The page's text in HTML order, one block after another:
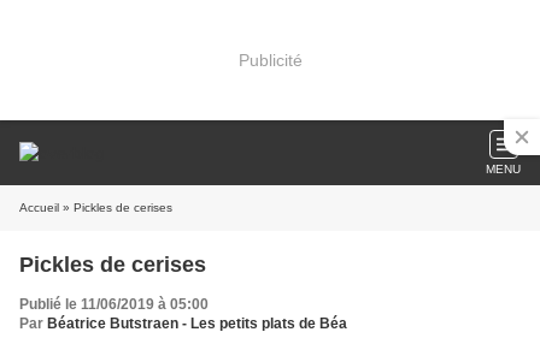
Publicité
MENU
Accueil » Pickles de cerises
Pickles de cerises
Publié le 11/06/2019 à 05:00
Par Béatrice Butstraen - Les petits plats de Béa